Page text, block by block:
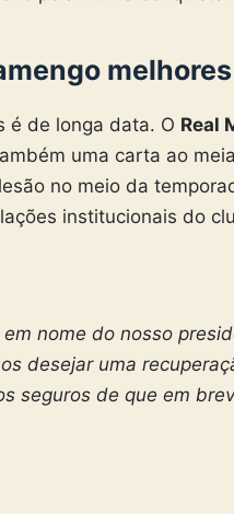
é de longa data. O Real
uma carta ao
no meio da
institucionais do
nome do nosso
desejar uma
seguros de que em